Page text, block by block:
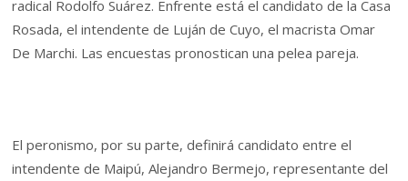
radical Rodolfo Suárez. Enfrente está el candidato de la Casa
Rosada, el intendente de Luján de Cuyo, el macrista Omar
De Marchi. Las encuestas pronostican una pelea pareja.
El peronismo, por su parte, definirá candidato entre el
intendente de Maipú, Alejandro Bermejo, representante del